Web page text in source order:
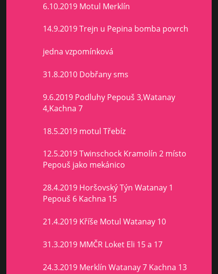
6.10.2019 Motul Merklín
14.9.2019 Trejn u Pepina bomba povrch
jedna vzpomínková
31.8.2010 Dobřany sms
9.6.2019 Podluhy Pepouš 3,Watanay
4,Kachna 7
18.5.2019 motul Třebíz
12.5.2019 Twinschock Kramolín 2 místo
Pepouš jako mekánico
28.4.2019 Horšovský Týn Watanay 1
Pepouš 6 Kachna 15
21.4.2019 Kříše Motul Watanay 10
31.3.2019 MMČR Loket Eli 15 a 17
24.3.2019 Merklín Watanay 7 Kachna 13